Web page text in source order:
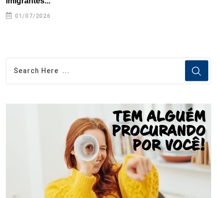
01/07/2026